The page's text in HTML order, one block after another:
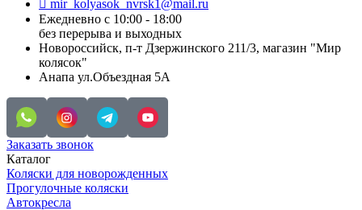
mir_kolyasok_nvrsk1@mail.ru
Ежедневно с 10:00 - 18:00
без перерыва и выходных
Новороссийск, п-т Дзержинского 211/3, магазин "Мир
колясок"
Анапа ул.Объездная 5А
Заказать звонок
Каталог
Коляски для новорожденных
Прогулочные коляски
Автокресла